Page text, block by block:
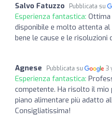
Salvo Fatuzzo Pubblicata su
Esperienza fantastica:
disponibile e molto attenta
bene le cause e le risoluzioni
Agnese Pubblicata su 3
Esperienza fantastica:
competente. Ha risolto il mio
piano alimentare più adatto
Consigliatissima!